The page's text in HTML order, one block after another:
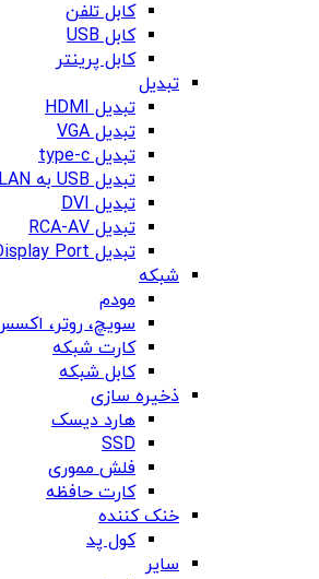
کابل تلفن
کابل USB
کابل پرینتر
تبدیل
تبدیل HDMI
تبدیل VGA
تبدیل type-c
تبدیل USB به LAN
تبدیل DVI
تبدیل RCA-AV
تبدیل Display Port
شبکه
مودم
سویچ، روتر،
کارت شبکه
کابل شبکه
ذخیره سازی
هارد دیسک
SSD
فلش مموری
کارت حافظه
خنک کننده
کول پد
سایر